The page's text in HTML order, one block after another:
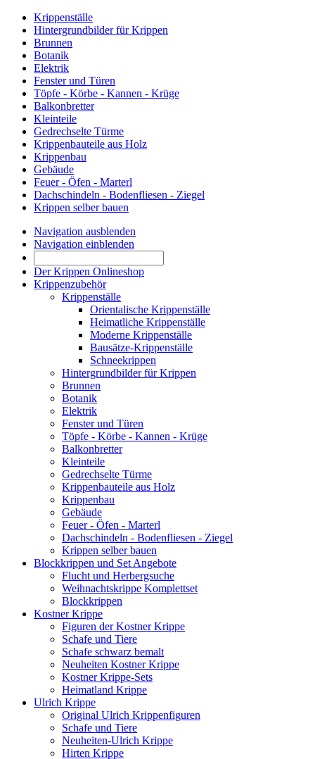
Krippenställe
Hintergrundbilder für Krippen
Brunnen
Botanik
Elektrik
Fenster und Türen
Töpfe - Körbe - Kannen - Krüge
Balkonbretter
Kleinteile
Gedrechselte Türme
Krippenbauteile aus Holz
Krippenbau
Gebäude
Feuer - Öfen - Marterl
Dachschindeln - Bodenfliesen - Ziegel
Krippen selber bauen
Navigation ausblenden
Navigation einblenden
Der Krippen Onlineshop
Krippenzubehör
Krippenställe
Orientalische Krippenställe
Heimatliche Krippenställe
Moderne Krippenställe
Bausätze-Krippenställe
Schneekrippen
Hintergrundbilder für Krippen
Brunnen
Botanik
Elektrik
Fenster und Türen
Töpfe - Körbe - Kannen - Krüge
Balkonbretter
Kleinteile
Gedrechselte Türme
Krippenbauteile aus Holz
Krippenbau
Gebäude
Feuer - Öfen - Marterl
Dachschindeln - Bodenfliesen - Ziegel
Krippen selber bauen
Blockkrippen und Set Angebote
Flucht und Herbergsuche
Weihnachtskrippe Komplettset
Blockkrippen
Kostner Krippe
Figuren der Kostner Krippe
Schafe und Tiere
Schafe schwarz bemalt
Neuheiten Kostner Krippe
Kostner Krippe-Sets
Heimatland Krippe
Ulrich Krippe
Original Ulrich Krippenfiguren
Schafe und Tiere
Neuheiten-Ulrich Krippe
Hirten Krippe